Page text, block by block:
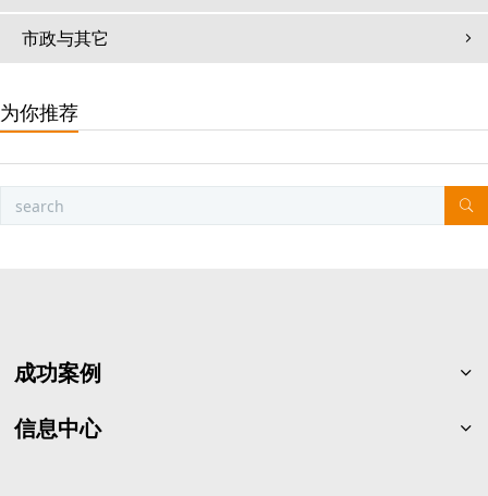
市政与其它
为你推荐
成功案例
石油化工
信息中心